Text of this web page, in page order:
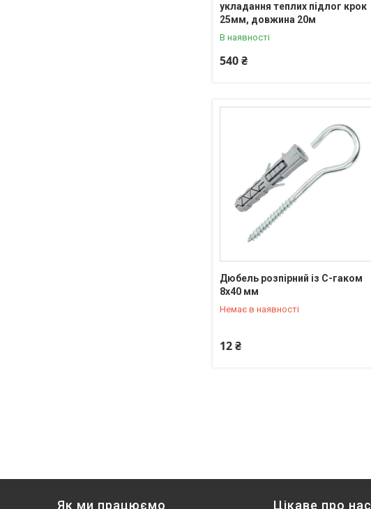
укладання теплих підлог крок
25мм, довжина 20м
В наявності
540 ₴
Дюбель розпірний із C-гаком
8x40 мм
Немає в наявності
12 ₴
Як ми працюємо Цікаве про нас